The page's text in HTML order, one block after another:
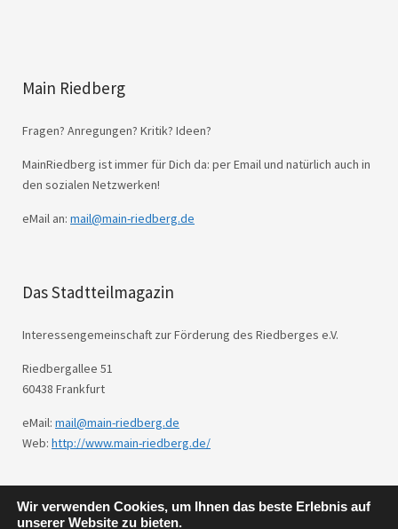
Main Riedberg
Fragen? Anregungen? Kritik? Ideen?
MainRiedberg ist immer für Dich da: per Email und natürlich auch in
den sozialen Netzwerken!
eMail an: mail@main-riedberg.de
Das Stadtteilmagazin
Interessengemeinschaft zur Förderung des Riedberges e.V.
Riedbergallee 51
60438 Frankfurt
eMail: mail@main-riedberg.de
Web: http://www.main-riedberg.de/
© 2026 Main Riedberg. Powered byWordPress
Wir verwenden Cookies, um Ihnen das beste Erlebnis auf
unserer Website zu bieten.